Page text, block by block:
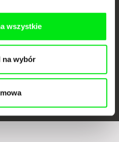
wszystkie
na wybór